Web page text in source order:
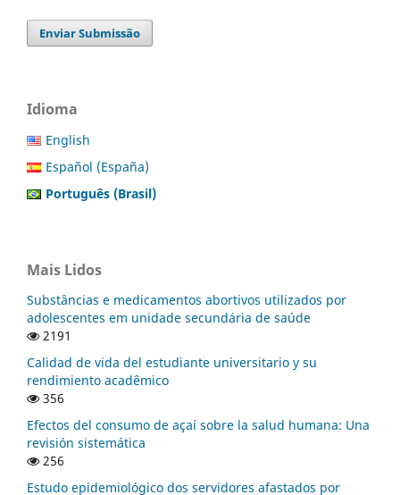
Enviar Submissão
Idioma
English
Español (España)
Português (Brasil)
Mais Lidos
Substâncias e medicamentos abortivos utilizados por
adolescentes em unidade secundária de saúde
2191
Calidad de vida del estudiante universitario y su
rendimiento acadêmico
356
Efectos del consumo de açaí sobre la salud humana: Una
revisión sistemática
256
Estudo epidemiológico dos servidores afastados por